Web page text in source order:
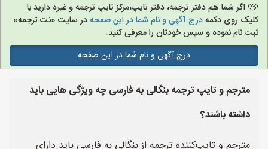
اگر شما هم دفتر ترجمه، دفتر تایپ،مرکز تایپ ترجمه و غیره دارید با
کلیک روی دکمهدرج آگهی و نام شما در این صفحهدر سایت «نت ترجمه»
ثبت نام نموده و سپس خودتان را معرفی کنید.
درج آگهی و نام شما در این صفحه
مترجم و تایپ ترجمه بنگالی به فارسی چه ویژگی هایی باید
داشته باشند؟
مترجم و تایپ‌کننده ترجمه از بنگالی به فارسی باید دارای